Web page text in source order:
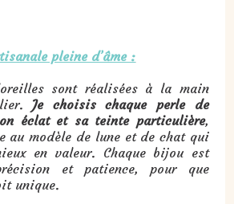
pleine d’âme :
sont réalisées à la main
Je choisis chaque perle de
éclat et sa teinte particulière,
au modèle de lune et de chat qui
en valeur. Chaque bijou est
et patience, pour que
unique.